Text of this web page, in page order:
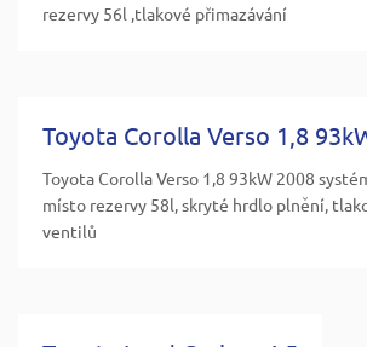
rezervy 56l ,tlakové přimazávání
Toyota Corolla Verso 1,8
Toyota Corolla Verso 1,8 93kW 2008
místo rezervy 58l, skryté hrdlo plnění,
ventilů